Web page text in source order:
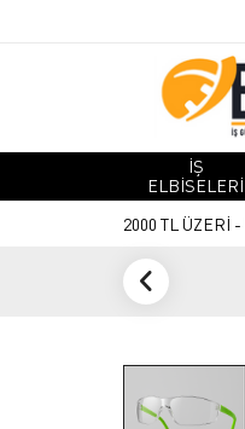
İŞ
ELBİSELERİ
2000 TL ÜZERİ -